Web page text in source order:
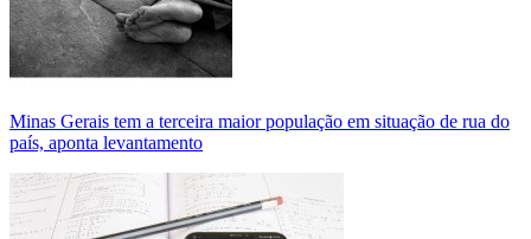
Minas Gerais tem a terceira maior população em situação de rua do
país, aponta levantamento